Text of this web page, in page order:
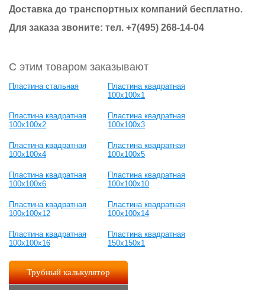
Доставка до транспортных компаний бесплатно.
Для заказа звоните: тел. +7(495) 268-14-04
С этим товаром заказывают
Пластина стальная
Пластина квадратная
100х100х1
Пластина квадратная
100х100х2
Пластина квадратная
100х100х3
Пластина квадратная
100х100х4
Пластина квадратная
100х100х5
Пластина квадратная
100х100х6
Пластина квадратная
100х100х10
Пластина квадратная
100х100х12
Пластина квадратная
100х100х14
Пластина квадратная
100х100х16
Пластина квадратная
150х150х1
Трубный калькулятор